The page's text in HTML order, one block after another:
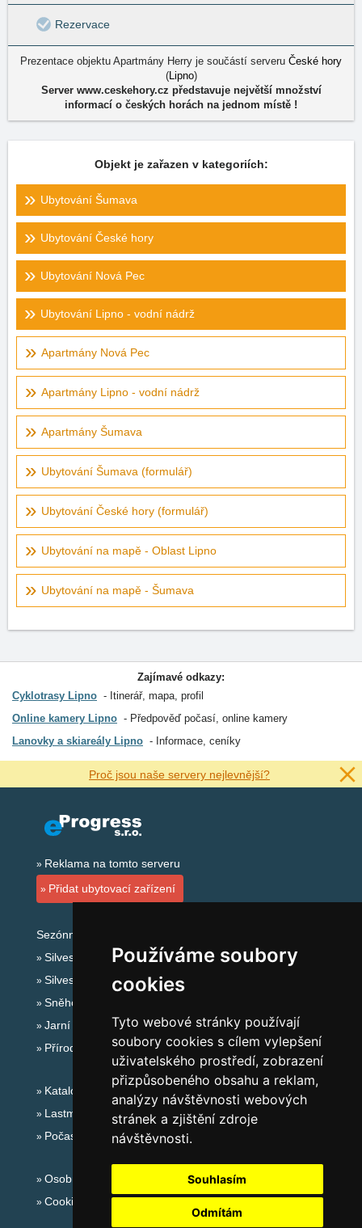
Používáme soubory
cookies
Tyto webové stránky používají
soubory cookies s cílem vylepšení
uživatelského prostředí, zobrazení
přizpůsobeného obsahu a reklam,
analýzy návštěvnosti webových
stránek a zjištění zdroje
návštěvnosti.
Souhlasím
Odmítám
Rezervace
Prezentace objektu Apartmány Herry je součástí serveru České hory
(Lipno)
Server www.ceskehory.cz představuje největší množství
informací o českých horách na jednom místě !
Objekt je zařazen v kategoriích:
Ubytování Šumava
Ubytování České hory
Ubytování Nová Pec
Ubytování Lipno - vodní nádrž
Apartmány Nová Pec
Apartmány Lipno - vodní nádrž
Apartmány Šumava
Ubytování Šumava (formulář)
Ubytování České hory (formulář)
Ubytování na mapě - Oblast Lipno
Ubytování na mapě - Šumava
Zajímavé odkazy:
Cyklotrasy Lipno
Itinerář, mapa, profil
Online kamery Lipno
Předpověď počasí, online kamery
Lanovky a skiareály Lipno
Informace, ceníky
Proč jsou naše servery nejlevnější?
Reklama na tomto serveru
Přidat ubytovací zařízení
Sezónní odkazy:
Silvester Šumava
Silvestr na horách 2025/26
Sněhové zpravodajství
Jarní prázdniny 2027
Přírodní koupaliště
Katalog ubytování Šumava
Lastminute Šumava
Počasí na horách
Osobní údaje
Cookies